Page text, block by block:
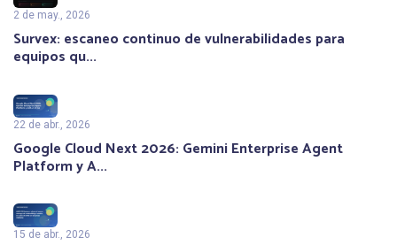
2 de may., 2026
Survex: escaneo continuo de vulnerabilidades para
equipos qu...
22 de abr., 2026
Google Cloud Next 2026: Gemini Enterprise Agent
Platform y A...
15 de abr., 2026